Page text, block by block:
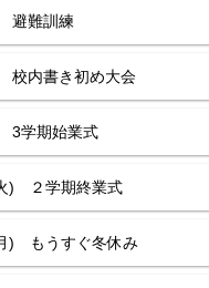
避難訓練
校内書き初め大会
3学期始業式
) ２学期終業式
) もうすぐ冬休み